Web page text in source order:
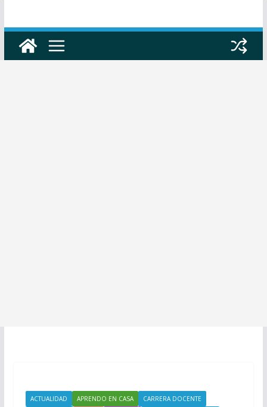
ACTUALIDAD APRENDO EN CASA
CARRERA DOCENTE